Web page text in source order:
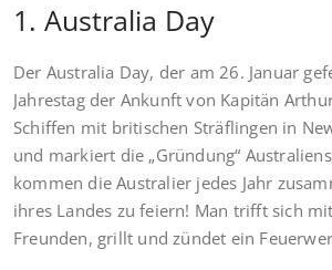
1. Australia Day
Der Australia Day, der am 26. Januar
Jahrestag der Ankunft von Kapitän
Schiffen mit britischen Sträflingen in
und markiert die „Gründung“
kommen die Australier jedes Jahr
ihres Landes zu feiern! Man trifft sich
Freunden, grillt und zündet ein